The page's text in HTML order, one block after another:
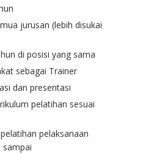
jurusan (lebih disukai
di posisi yang sama
sebagai Trainer
dan presentasi
pelatihan sesuai
pelaksanaan
sampai